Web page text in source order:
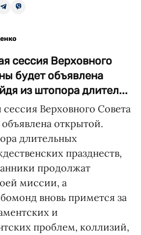
сессия Верховного
будет объявлена
из штопора длител...
сессия Верховного Совета
открытой.
длительных
празднеств,
продолжат
миссии, а
вновь примется за
и
проблем, коллизий,